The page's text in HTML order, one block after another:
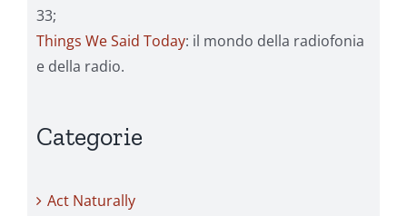
33;
Things We Said Today: il mondo della radiofonia
e della radio.
Categorie
Act Naturally